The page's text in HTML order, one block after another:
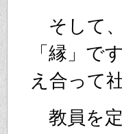
そして
「縁」で
え合って
教員を